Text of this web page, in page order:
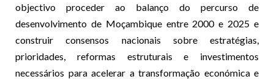
objectivo proceder ao balanço do percurso de
desenvolvimento de Moçambique entre 2000 e 2025 e
construir consensos nacionais sobre estratégias,
prioridades, reformas estruturais e investimentos
necessários para acelerar a transformação económica e